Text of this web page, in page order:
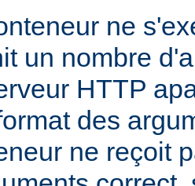
ne
un nombre
HTTP
des
ne reçoit